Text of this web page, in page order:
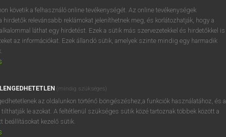
próbaverziójának elindításához
regisztrálok ésbelépek.
REGISZTRÁCIÓ
követik a felhasználó online tevékenységét. Az online tevékenységek
hirdetők relevánsabb reklámokat jeleníthetnek meg, és korlátozhatják, hogy a
láthat egy hirdetést. Ezek a sütik más szervezetekkel és hirdetőkkel is
az információkat. Ezek állandó sütik, amelyek szinte mindig egy harmadik
(mindig szükséges)
az oldalunkon történő böngészéshez,a funkciók használatához, és a
le azokat. A feltétlenül szükséges sütik közé tartoznak többek között a
beállításokat kezelő sütik.